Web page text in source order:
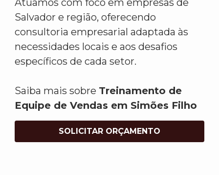
Atuamos com foco em empresas de
Salvador e região, oferecendo
consultoria empresarial adaptada às
necessidades locais e aos desafios
específicos de cada setor.
Saiba mais sobre Treinamento de
Equipe de Vendas em Simões Filho
SOLICITAR ORÇAMENTO